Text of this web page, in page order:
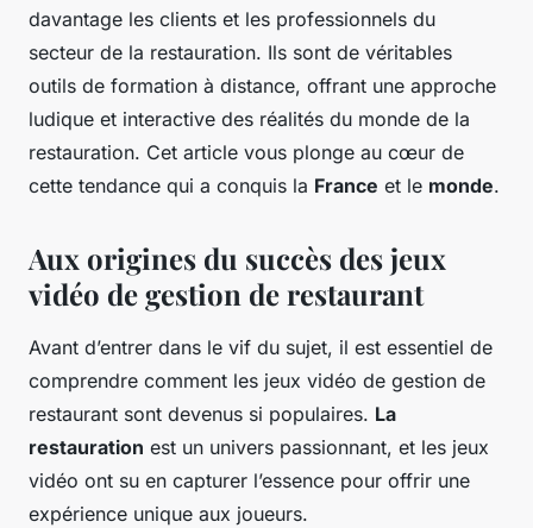
davantage les clients et les professionnels du
secteur de la restauration. Ils sont de véritables
outils de formation à distance, offrant une approche
ludique et interactive des réalités du monde de la
restauration. Cet article vous plonge au cœur de
cette tendance qui a conquis la France et le monde.
Aux origines du succès des jeux
vidéo de gestion de restaurant
Avant d’entrer dans le vif du sujet, il est essentiel de
comprendre comment les jeux vidéo de gestion de
restaurant sont devenus si populaires. La
restauration est un univers passionnant, et les jeux
vidéo ont su en capturer l’essence pour offrir une
expérience unique aux joueurs.